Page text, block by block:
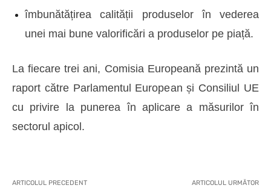
îmbunătățirea calității produselor în vederea
unei mai bune valorificări a produselor pe piață.
La fiecare trei ani, Comisia Europeană prezintă un
raport către Parlamentul European și Consiliul UE
cu privire la punerea în aplicare a măsurilor în
sectorul apicol.
ARTICOLUL PRECEDENT ARTICOLUL URMĂTOR